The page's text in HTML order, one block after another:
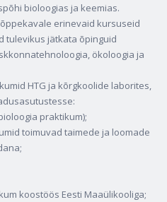
bioloogias ja keemias.
erinevaid kursuseid
tulevikus jätkata õpinguid
ökoloogia ja
HTG ja kõrgkoolide laborites,
praktikum);
toimuvad taimede ja loomade
koostöös Eesti Maaülikooliga;